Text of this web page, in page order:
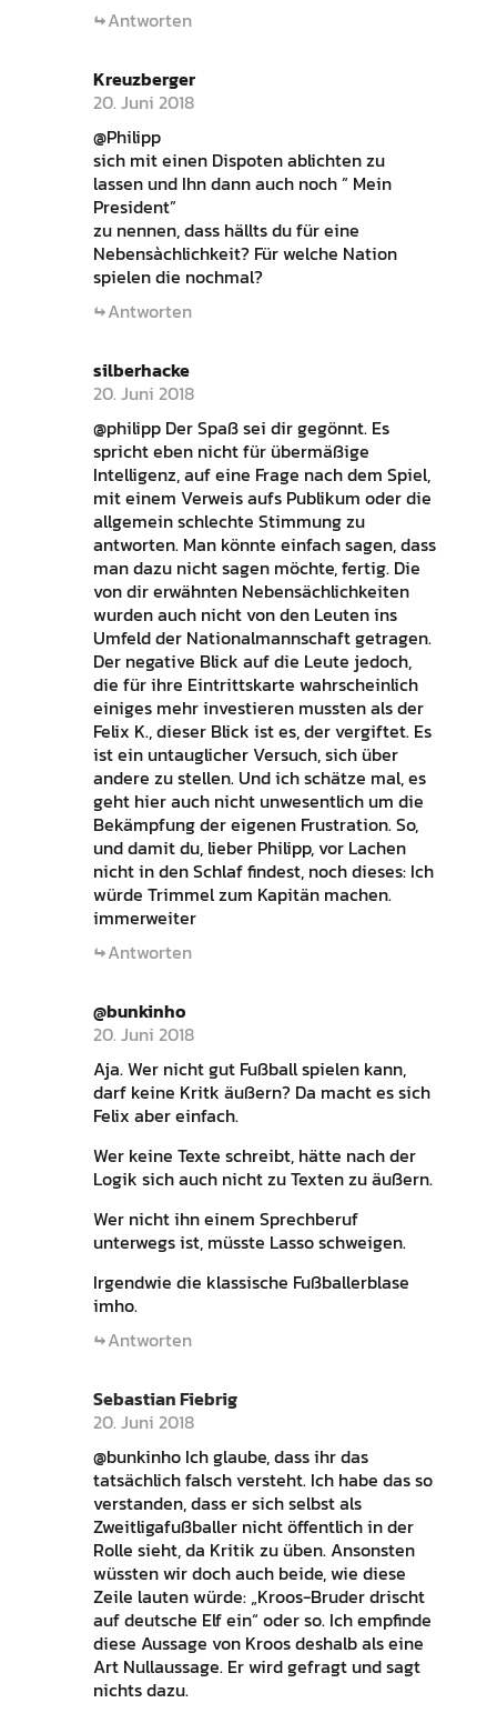
Antworten
Kreuzberger
20. Juni 2018
@Philipp
sich mit einen Dispoten ablichten zu
lassen und Ihn dann auch noch ” Mein
President”
zu nennen, dass hällts du für eine
Nebensàchlichkeit? Für welche Nation
spielen die nochmal?
Antworten
silberhacke
20. Juni 2018
@philipp Der Spaß sei dir gegönnt. Es
spricht eben nicht für übermäßige
Intelligenz, auf eine Frage nach dem Spiel,
mit einem Verweis aufs Publikum oder die
allgemein schlechte Stimmung zu
antworten. Man könnte einfach sagen, dass
man dazu nicht sagen möchte, fertig. Die
von dir erwähnten Nebensächlichkeiten
wurden auch nicht von den Leuten ins
Umfeld der Nationalmannschaft getragen.
Der negative Blick auf die Leute jedoch,
die für ihre Eintrittskarte wahrscheinlich
einiges mehr investieren mussten als der
Felix K., dieser Blick ist es, der vergiftet. Es
ist ein untauglicher Versuch, sich über
andere zu stellen. Und ich schätze mal, es
geht hier auch nicht unwesentlich um die
Bekämpfung der eigenen Frustration. So,
und damit du, lieber Philipp, vor Lachen
nicht in den Schlaf findest, noch dieses: Ich
würde Trimmel zum Kapitän machen.
immerweiter
Antworten
@bunkinho
20. Juni 2018
Aja. Wer nicht gut Fußball spielen kann,
darf keine Kritk äußern? Da macht es sich
Felix aber einfach.
Wer keine Texte schreibt, hätte nach der
Logik sich auch nicht zu Texten zu äußern.
Wer nicht ihn einem Sprechberuf
unterwegs ist, müsste Lasso schweigen.
Irgendwie die klassische Fußballerblase
imho.
Antworten
Sebastian Fiebrig
20. Juni 2018
@bunkinho Ich glaube, dass ihr das
tatsächlich falsch versteht. Ich habe das so
verstanden, dass er sich selbst als
Zweitligafußballer nicht öffentlich in der
Rolle sieht, da Kritik zu üben. Ansonsten
wüssten wir doch auch beide, wie diese
Zeile lauten würde: „Kroos-Bruder drischt
auf deutsche Elf ein“ oder so. Ich empfinde
diese Aussage von Kroos deshalb als eine
Art Nullaussage. Er wird gefragt und sagt
nichts dazu.